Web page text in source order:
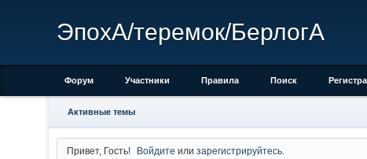
ЭпохА/теремок/БерлогА
Форум Участники Правила Поиск
Активные темы
Привет, Гость! Войдите илизарегистрируйтесь